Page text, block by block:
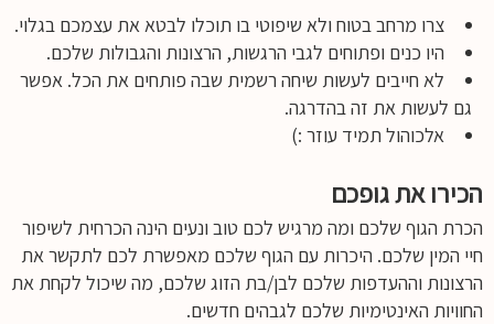
צרו מרחב בטוח ולא שיפוטי בו תוכלו לבטא את עצמכם בגלוי.
היו כנים ופתוחים לגבי הרגשות, הרצונות והגבולות שלכם.
לא חייבים לעשות שיחה רשמית שבה פותחים את הכל. אפשר
גם לעשות את זה בהדרגה.
אלכוהול תמיד עוזר :)
הכירו את גופכם
הכרת הגוף שלכם ומה מרגיש לכם טוב ונעים הינה הכרחית לשיפור
חיי המין שלכם. היכרות עם הגוף שלכם מאפשרת לכם לתקשר את
הרצונות וההעדפות שלכם לבן/בת הזוג שלכם, מה שיכול לקחת את
החוויות האינטימיות שלכם לגבהים חדשים.